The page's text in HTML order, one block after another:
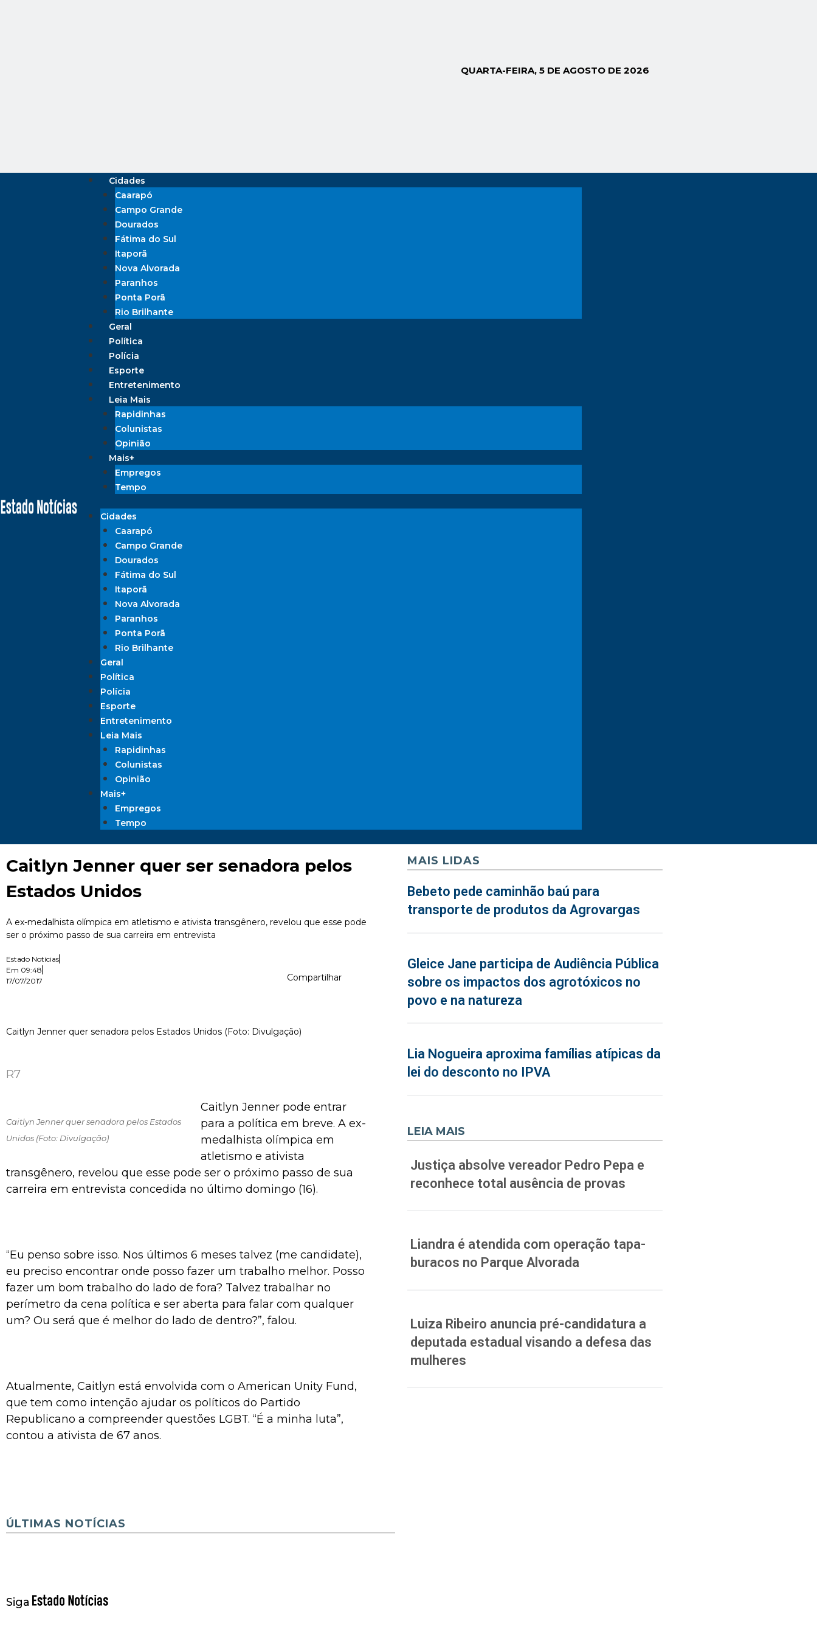
QUARTA-FEIRA, 5 DE AGOSTO DE 2026
Cidades
Caarapó
Campo Grande
Dourados
Fátima do Sul
Itaporã
Nova Alvorada
Paranhos
Ponta Porã
Rio Brilhante
Geral
Política
Polícia
Esporte
Entretenimento
Leia Mais
Rapidinhas
Colunistas
Opinião
Mais+
Empregos
Tempo
Cidades
Caarapó
Campo Grande
Dourados
Fátima do Sul
Itaporã
Nova Alvorada
Paranhos
Ponta Porã
Rio Brilhante
Geral
Política
Polícia
Esporte
Entretenimento
Leia Mais
Rapidinhas
Colunistas
Opinião
Mais+
Empregos
Tempo
Caitlyn Jenner quer ser senadora pelos
Estados Unidos
A ex-medalhista olímpica em atletismo e ativista transgênero, revelou que esse pode
ser o próximo passo de sua carreira em entrevista
Estado Notícias
Em 09:48
17/07/2017
Compartilhar
Caitlyn Jenner quer senadora pelos Estados Unidos (Foto: Divulgação)
R7
Caitlyn Jenner quer senadora pelos Estados
Unidos (Foto: Divulgação)
Caitlyn Jenner pode entrar
para a política em breve. A ex-
medalhista olímpica em
atletismo e ativista
transgênero, revelou que esse pode ser o próximo passo de sua
carreira em entrevista concedida no último domingo (16).
“Eu penso sobre isso. Nos últimos 6 meses talvez (me candidate),
eu preciso encontrar onde posso fazer um trabalho melhor. Posso
fazer um bom trabalho do lado de fora? Talvez trabalhar no
perímetro da cena política e ser aberta para falar com qualquer
um? Ou será que é melhor do lado de dentro?”, falou.
Atualmente, Caitlyn está envolvida com o American Unity Fund,
que tem como intenção ajudar os políticos do Partido
Republicano a compreender questões LGBT. “É a minha luta”,
contou a ativista de 67 anos.
MAIS LIDAS
Bebeto pede caminhão baú para
transporte de produtos da Agrovargas
Gleice Jane participa de Audiência Pública
sobre os impactos dos agrotóxicos no
povo e na natureza
Lia Nogueira aproxima famílias atípicas da
lei do desconto no IPVA
LEIA MAIS
Justiça absolve vereador Pedro Pepa e
reconhece total ausência de provas
Liandra é atendida com operação tapa-
buracos no Parque Alvorada
Luiza Ribeiro anuncia pré-candidatura a
deputada estadual visando a defesa das
mulheres
ÚLTIMAS NOTÍCIAS
Siga